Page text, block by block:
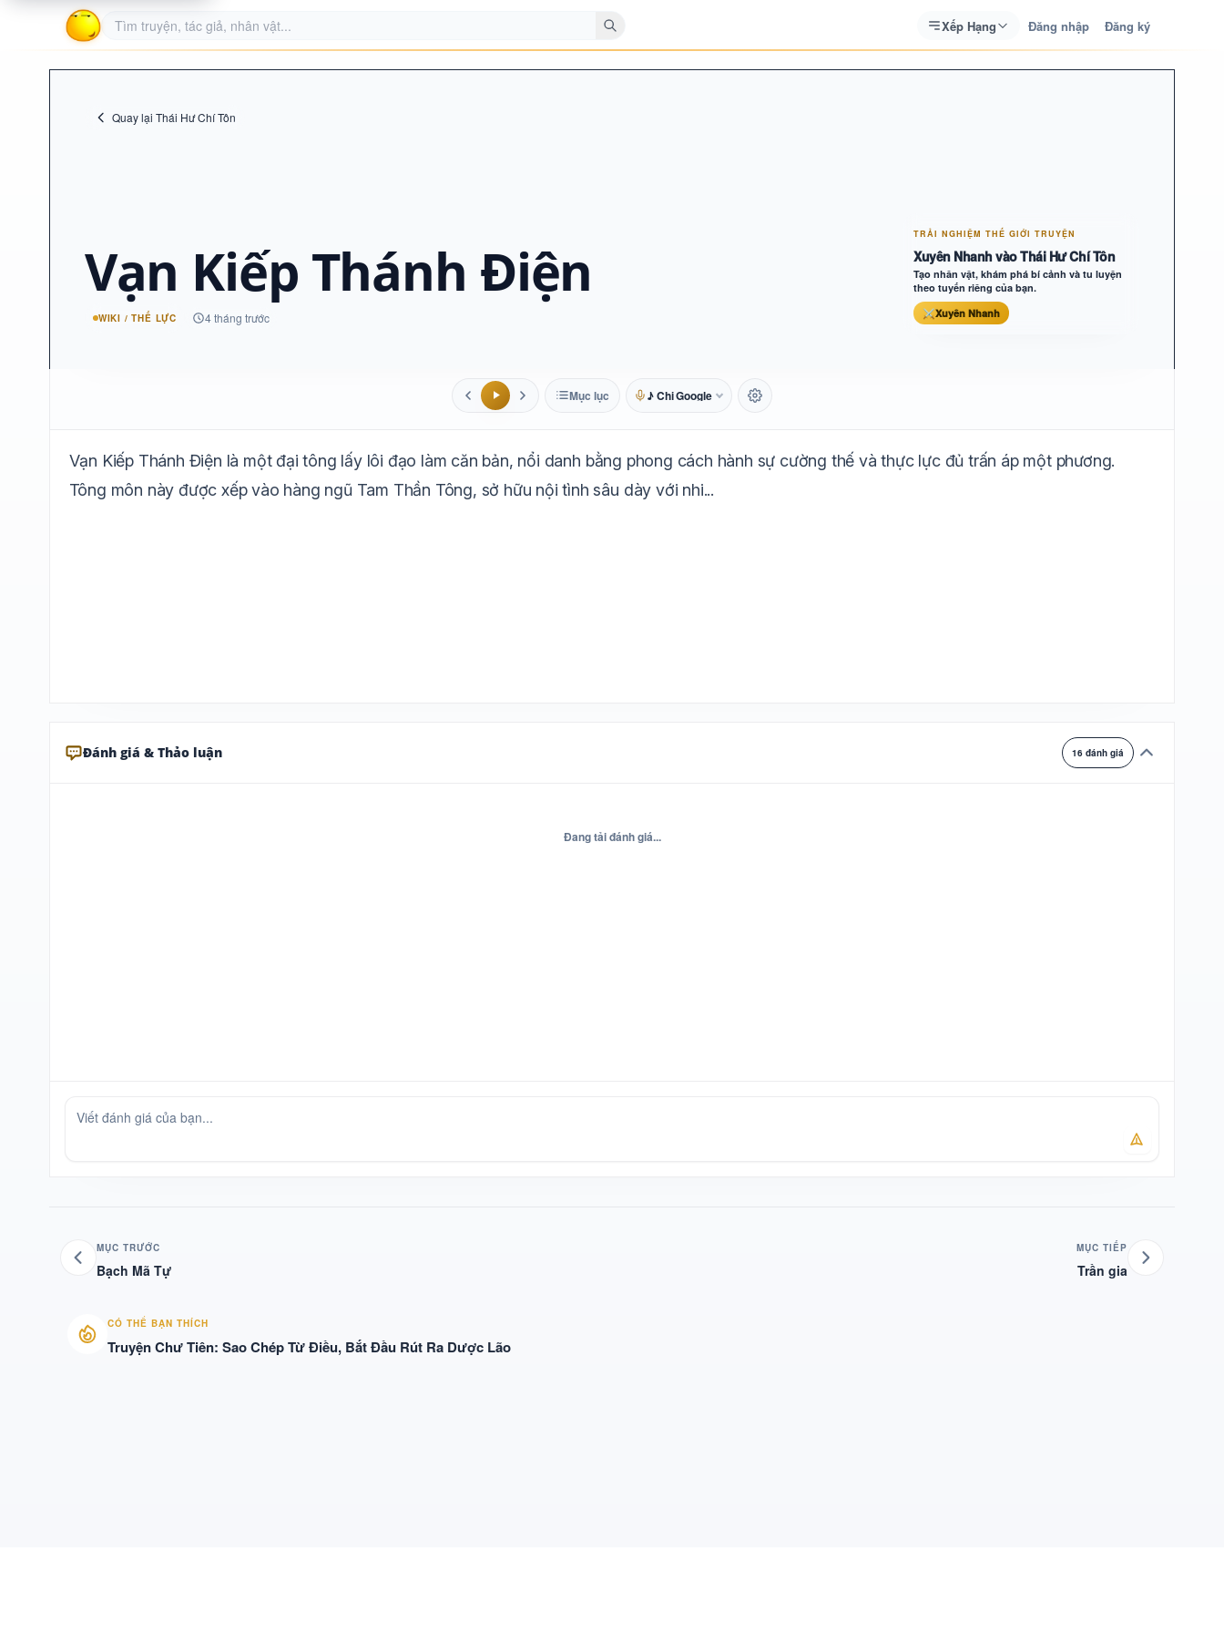
Xếp Hạng Đăng nhập Đăng ký
Quay lại Thái Hư Chí Tôn
Vạn Kiếp Thánh Điện
WIKI / THẾ LỰC 4 tháng trước
TRẢI NGHIỆM THẾ GIỚI TRUYỆN
Xuyên Nhanh vào Thái Hư Chí Tôn
Tạo nhân vật, khám phá bí cảnh và tu luyện
theo tuyến riêng của bạn.
⚔Xuyên Nhanh
Mục lục ♪ Chị Google
Trắng Ngà Vàng Xám
Vạn Kiếp Thánh Điện là một đại tông lấy lôi đạo làm căn bản, nổi danh bằng phong cách hành sự cường thế và thực lực đủ trấn áp một phương.
Tông môn này được xếp vào hàng ngũ Tam Thần Tông, sở hữu nội tình sâu dày với nhi...
Đánh giá & Thảo luận 16 đánh giá
Đang tải đánh giá...
MỤC TRƯỚC
Bạch Mã Tự
MỤC TIẾP
Trần gia
CÓ THỂ BẠN THÍCH
Truyện Chư Tiên: Sao Chép Từ Điều, Bắt Đầu Rút Ra Dược Lão